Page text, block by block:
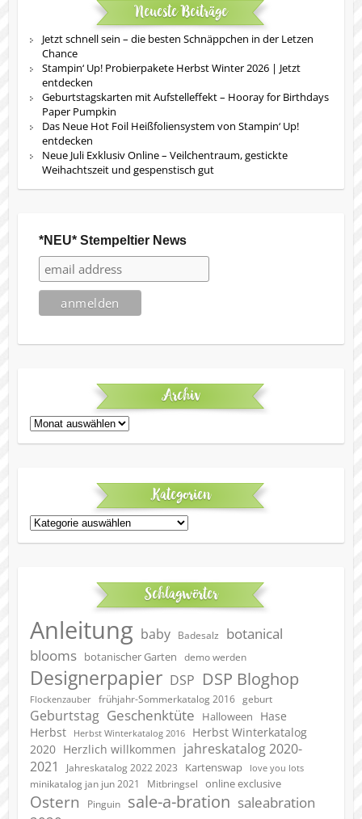
Neueste Beiträge
Jetzt schnell sein – die besten Schnäppchen in der Letzen
Chance
Stampin‘ Up! Probierpakete Herbst Winter 2026 | Jetzt
entdecken
Geburtstagskarten mit Aufstelleffekt – Hooray for Birthdays
Paper Pumpkin
Das Neue Hot Foil Heißfoliensystem von Stampin‘ Up!
entdecken
Neue Juli Exklusiv Online – Veilchentraum, gestickte
Weihachtszeit und gespenstisch gut
*NEU* Stempeltier News
Archiv
Archiv
Kategorien
Kategorien
Schlagwörter
Anleitung baby Badesalz
botanical
blooms botanischer Garten demo werden
Designerpapier DSP DSP Bloghop
Flockenzauber frühjahr-Sommerkatalog 2016 geburt
Geburtstag Geschenktüte Halloween
Hase
Herbst
Herbst Winterkatalog 2016
Herbst Winterkatalog
2020 Herzlich willkommen jahreskatalog 2020-
2021
Jahreskatalog 2022 2023 Kartenswap love you lots
minikatalog jan jun 2021 Mitbringsel online exclusive
Ostern Pinguin sale-a-bration saleabration